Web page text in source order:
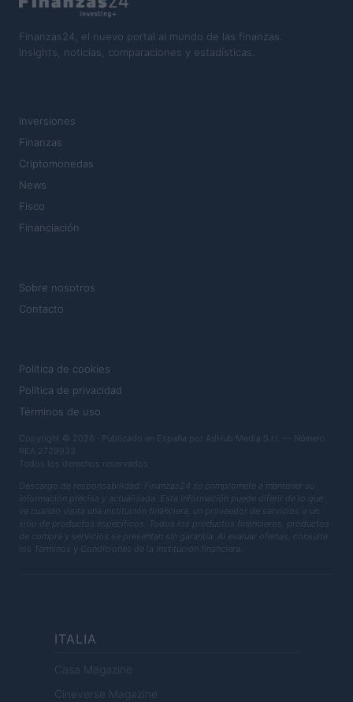
Finanzas24, el nuevo portal al mundo de las finanzas.
Insights, noticias, comparaciones y estadísticas.
Inversiones
Finanzas
Criptomonedas
News
Fisco
Financiación
Sobre nosotros
Contacto
Política de cookies
Política de privacidad
Términos de uso
Copyright © 2026 · Publicado en España por AdHub Media S.r.l. — Número
REA 2729933
Todos los derechos reservados
Descargo de responsabilidad: Finanzas24 se compromete a mantener su
información precisa y actualizada. Esta información puede diferir de lo que
ve cuando visita una institución financiera, un proveedor de servicios o un
sitio de productos específicos. Todos los productos financieros, productos
de compra y servicios se presentan sin garantía. Al evaluar ofertas, consulte
los Términos y Condiciones de la institución financiera.
ITALIA
Casa Magazine
Cineverse Magazine